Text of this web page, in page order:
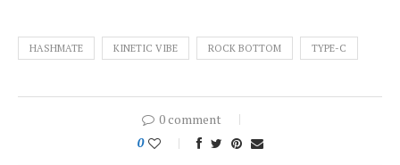
HASHMATE KINETIC VIBE ROCK BOTTOM TYPE-C
0 comment
0